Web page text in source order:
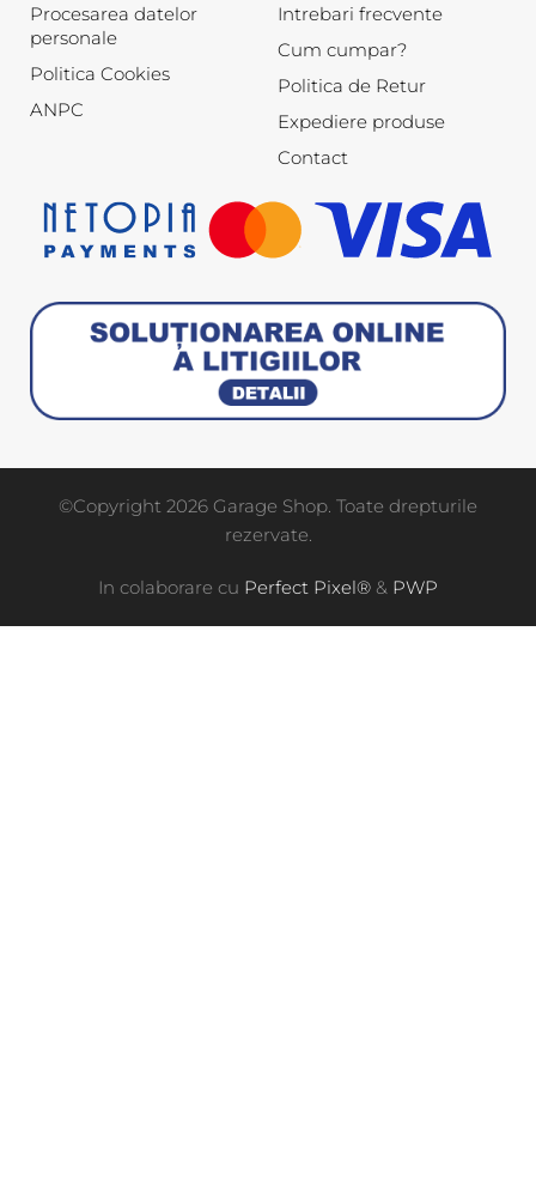
Procesarea datelor
personale
Politica Cookies
ANPC
Intrebari frecvente
Cum cumpar?
Politica de Retur
Expediere produse
Contact
©Copyright 2026 Garage Shop. Toate drepturile
rezervate.
In colaborare cu Perfect Pixel® & PWP